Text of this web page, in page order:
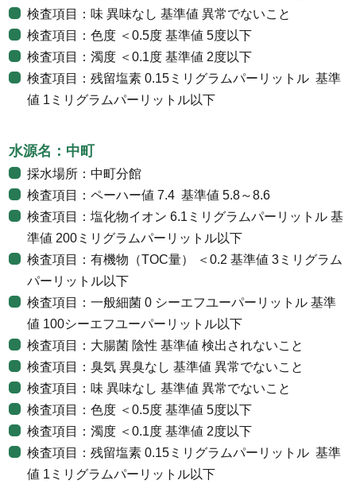
検査項目：味 異味なし 基準値 異常でないこと
検査項目：色度 ＜0.5度 基準値 5度以下
検査項目：濁度 ＜0.1度 基準値 2度以下
検査項目：残留塩素 0.15ミリグラムパーリットル 基準
値 1ミリグラムパーリットル以下
水源名：中町
採水場所：中町分館
検査項目：ペーハー値 7.4 基準値 5.8～8.6
検査項目：塩化物イオン 6.1ミリグラムパーリットル 基
準値 200ミリグラムパーリットル以下
検査項目：有機物（TOC量） ＜0.2 基準値 3ミリグラム
パーリットル以下
検査項目：一般細菌 0 シーエフユーパーリットル 基準
値 100シーエフユーパーリットル以下
検査項目：大腸菌 陰性 基準値 検出されないこと
検査項目：臭気 異臭なし 基準値 異常でないこと
検査項目：味 異味なし 基準値 異常でないこと
検査項目：色度 ＜0.5度 基準値 5度以下
検査項目：濁度 ＜0.1度 基準値 2度以下
検査項目：残留塩素 0.15ミリグラムパーリットル 基準
値 1ミリグラムパーリットル以下